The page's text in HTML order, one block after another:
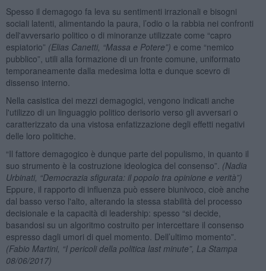
Spesso il demagogo fa leva su sentimenti irrazionali e bisogni
sociali latenti, alimentando la paura, l’odio o la rabbia nei confronti
dell'avversario politico o di minoranze utilizzate come “capro
espiatorio” (Elias Canetti, “Massa e Potere”) e come “nemico
pubblico”, utili alla formazione di un fronte comune, uniformato
temporaneamente dalla medesima lotta e dunque scevro di
dissenso interno.
Nella casistica dei mezzi demagogici, vengono indicati anche
l'utilizzo di un linguaggio politico derisorio verso gli avversari o
caratterizzato da una vistosa enfatizzazione degli effetti negativi
delle loro politiche.
“Il fattore demagogico è dunque parte del populismo, in quanto il
suo strumento è la costruzione ideologica del consenso”. (Nadia
Urbinati, “Democrazia sfigurata: il popolo tra opinione e verità”)
Eppure, il rapporto di influenza può essere biunivoco, cioè anche
dal basso verso l'alto, alterando la stessa stabilità del processo
decisionale e la capacità di leadership: spesso “si decide,
basandosi su un algoritmo costruito per intercettare il consenso
espresso dagli umori di quel momento. Dell’ultimo momento”.
(Fabio Martini, “I pericoli della politica last minute”, La Stampa
08/06/2017)